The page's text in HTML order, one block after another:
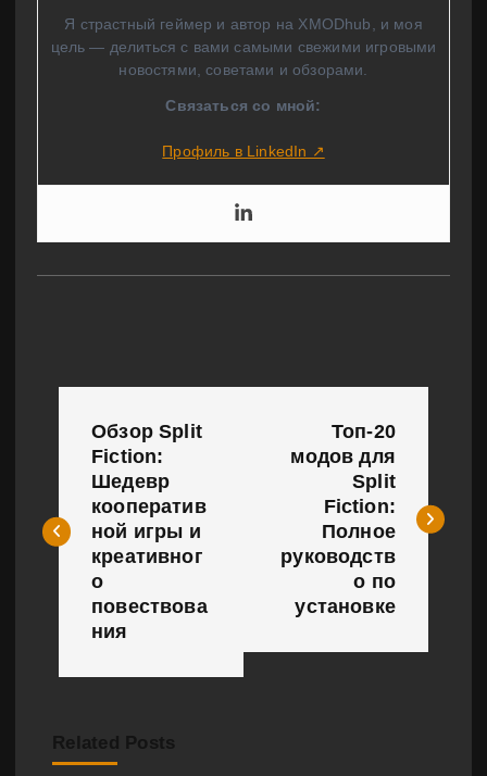
Я страстный геймер и автор на XMODhub, и моя
цель — делиться с вами самыми свежими игровыми
новостями, советами и обзорами.
Связаться со мной:
Профиль в LinkedIn ↗
и
я
Обзор Split
Fiction:
Шедевр
кооператив
ной игры и
креативног
о
повествова
ния
Топ-20
модов для
Split
Fiction:
Полное
руководств
о по
установке
Related Posts